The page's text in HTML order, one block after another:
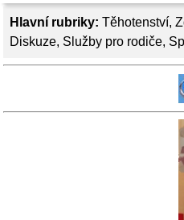
Hlavní rubriky: Těhotenství,
Diskuze, Služby pro rodiče,